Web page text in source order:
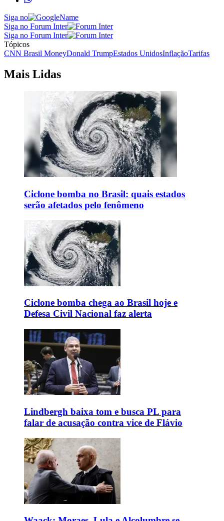
Siga no
Siga no Forum Inter
Siga no Forum Inter
Tópicos
CNN Brasil MoneyDonald TrumpEstados UnidosInflaçãoTarifas
Mais Lidas
Ciclone bomba no Brasil: quais estados
serão afetados pelo fenômeno
Ciclone bomba chega ao Brasil hoje e
Defesa Civil Nacional faz alerta
Lindbergh baixa tom e busca PL para
falar de acusação contra vice de Flávio